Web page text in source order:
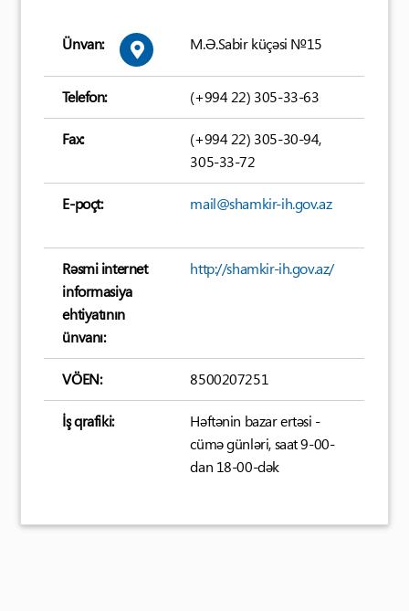
Ünvan: M.Ə.Sabir küçəsi №15
Telefon: (+994 22) 305-33-63
Fax:
(+994 22) 305-30-94,
305-33-72
E-poçt: mail@shamkir-ih.gov.az
Rəsmi internet
informasiya
ehtiyatının
ünvanı:
http://shamkir-ih.gov.az/
VÖEN: 8500207251
İş qrafiki:
Həftənin bazar ertəsi -
cümə günləri, saat 9-00-
dan 18-00-dək